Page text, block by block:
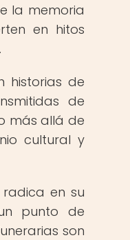
la memoria
en hitos
historias de
de
más allá de
cultural y
en su
punto de
son